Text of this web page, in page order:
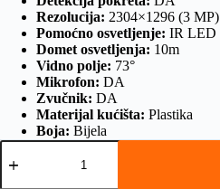
Rezolucija: 2304×1296 (3 MP)
Pomoćno osvetljenje: IR LED
Domet osvetljenja: 10m
Vidno polje: 73°
Mikrofon: DA
Zvučnik: DA
Materijal kućišta: Plastika
Boja: Bijela